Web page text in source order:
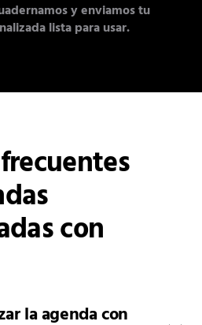
y enviamos tu
lista para usar.
con
la agenda con